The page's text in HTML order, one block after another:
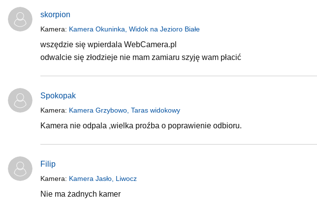
skorpion
Kamera: Kamera Okuninka, Widok na Jezioro Białe
wszędzie się wpierdala WebCamera.pl
odwalcie się złodzieje nie mam zamiaru szyję wam płacić
Spokopak
Kamera: Kamera Grzybowo, Taras widokowy
Kamera nie odpala ,wielka proźba o poprawienie odbioru.
Filip
Kamera: Kamera Jasło, Liwocz
Nie ma żadnych kamer